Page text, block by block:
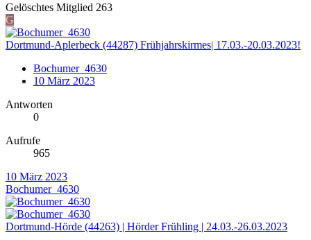
Gelöschtes Mitglied 263
G
Dortmund-Aplerbeck (44287) Frühjahrskirmes| 17.03.-20.03.2023!
Bochumer_4630
10 März 2023
Antworten
0
Aufrufe
965
10 März 2023
Bochumer_4630
Dortmund-Hörde (44263) | Hörder Frühling | 24.03.-26.03.2023